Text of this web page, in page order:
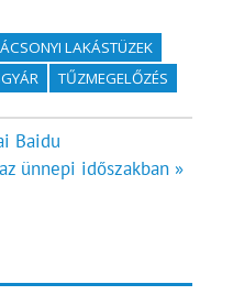
LAKÁSTÜZEK
TŰZMEGELŐZÉS
Baidu
ünnepi időszakban »